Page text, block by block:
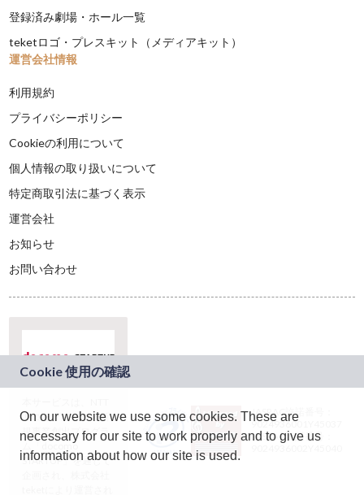
登録済み劇場・ホール一覧
teketロゴ・プレスキット（メディアキット）
運営会社情報
利用規約
プライバシーポリシー
Cookieの利用について
個人情報の取り扱いについて
特定商取引法に基づく表示
運営会社
お知らせ
お問い合わせ
ドコモグループの新
規事業創出プログラ
ム「docomo
STARTUP」を通じて
JASRAC許諾番号：
9024936001Y45037
JASRAC許諾番号：
On our website we use some cookies. These are
necessary for our site to work properly and to give us
information about how our site is used.